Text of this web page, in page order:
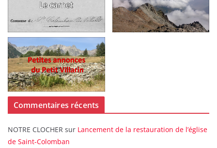
Commentaires récents
NOTRE CLOCHER sur Lancement de la restauration de l’église
de Saint-Colomban